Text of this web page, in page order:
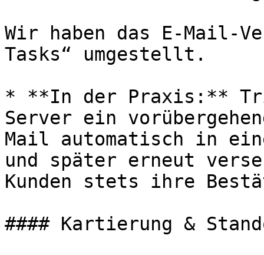
Wir haben das E-Mail-
Tasks“ umgestellt.
* **In der Praxis:**
Server ein
Mail automatisch in
und später erneut
Kunden stets ihre
#### Kartierung &